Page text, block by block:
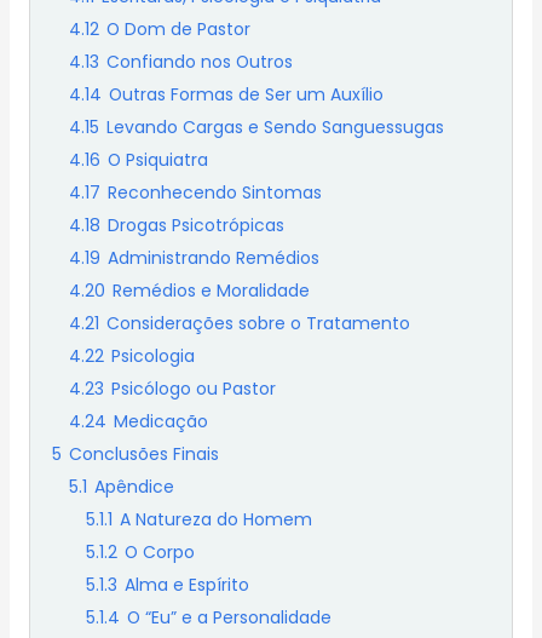
4.12 O Dom de Pastor
4.13 Confiando nos Outros
4.14 Outras Formas de Ser um Auxílio
4.15 Levando Cargas e Sendo Sanguessugas
4.16 O Psiquiatra
4.17 Reconhecendo Sintomas
4.18 Drogas Psicotrópicas
4.19 Administrando Remédios
4.20 Remédios e Moralidade
4.21 Considerações sobre o Tratamento
4.22 Psicologia
4.23 Psicólogo ou Pastor
4.24 Medicação
5 Conclusões Finais
5.1 Apêndice
5.1.1 A Natureza do Homem
5.1.2 O Corpo
5.1.3 Alma e Espírito
5.1.4 O “Eu” e a Personalidade